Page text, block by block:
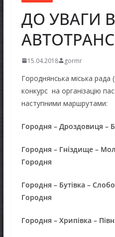
ДО УВАГИ
15.04.2018 gormr
Городнянська міська
конкурс на організацію
наступними маршрутами:
Городня – Дроздовиця –
Городня – Гніздище –
Городня
Городня – Бутівка –
Городня
Городня – Хрипівка –